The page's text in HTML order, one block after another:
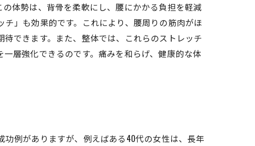
体勢は、背骨を柔軟にし、腰にかかる負担を軽減
」も効果的です。これにより、腰周りの筋肉がほ
できます。また、整体では、これらのストレッチ
層強化できるのです。痛みを和らげ、健康的な体
例がありますが、例えばある40代の女性は、長年